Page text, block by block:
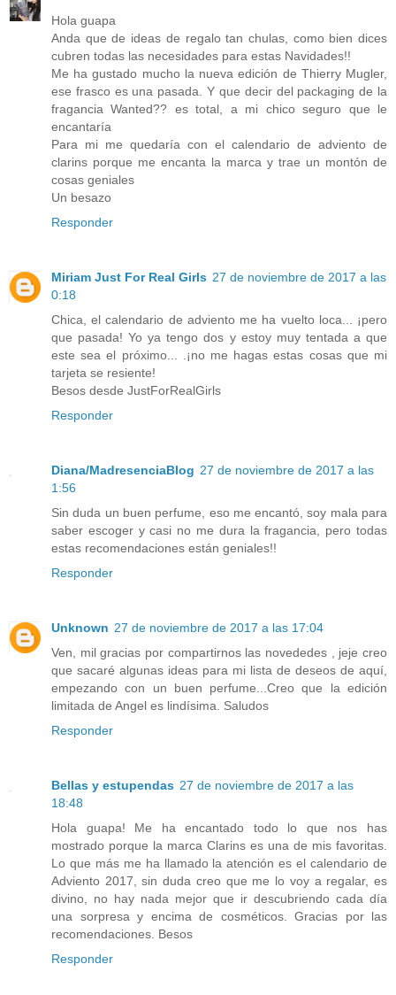
Hola guapa
Anda que de ideas de regalo tan chulas, como bien dices
cubren todas las necesidades para estas Navidades!!
Me ha gustado mucho la nueva edición de Thierry Mugler,
ese frasco es una pasada. Y que decir del packaging de la
fragancia Wanted?? es total, a mi chico seguro que le
encantaría
Para mi me quedaría con el calendario de adviento de
clarins porque me encanta la marca y trae un montón de
cosas geniales
Un besazo
Responder
Miriam Just For Real Girls 27 de noviembre de 2017 a las
0:18
Chica, el calendario de adviento me ha vuelto loca... ¡pero
que pasada! Yo ya tengo dos y estoy muy tentada a que
este sea el próximo... .¡no me hagas estas cosas que mi
tarjeta se resiente!
Besos desde JustForRealGirls
Responder
Diana/MadresenciaBlog 27 de noviembre de 2017 a las
1:56
Sin duda un buen perfume, eso me encantó, soy mala para
saber escoger y casi no me dura la fragancia, pero todas
estas recomendaciones están geniales!!
Responder
Unknown 27 de noviembre de 2017 a las 17:04
Ven, mil gracias por compartirnos las novededes , jeje creo
que sacaré algunas ideas para mi lista de deseos de aquí,
empezando con un buen perfume...Creo que la edición
limitada de Angel es lindísima. Saludos
Responder
Bellas y estupendas 27 de noviembre de 2017 a las
18:48
Hola guapa! Me ha encantado todo lo que nos has
mostrado porque la marca Clarins es una de mis favoritas.
Lo que más me ha llamado la atención es el calendario de
Adviento 2017, sin duda creo que me lo voy a regalar, es
divino, no hay nada mejor que ir descubriendo cada día
una sorpresa y encima de cosméticos. Gracias por las
recomendaciones. Besos
Responder